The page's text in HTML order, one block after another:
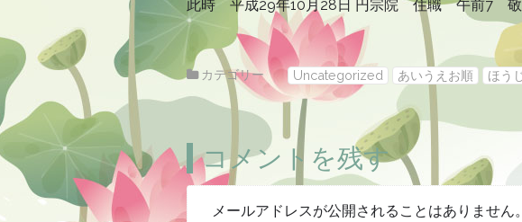
此時 平成29年10月28日 円宗院 住職 午前7 敬
カテゴリー Uncategorized あいうえお順 ほう
コメントを残す
メールアドレスが公開されることはありません。